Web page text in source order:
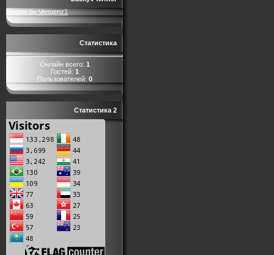
Tweets by Vengenz1
Статистика
Онлайн всего: 1
Гостей: 1
Пользователей: 0
Статистика 2